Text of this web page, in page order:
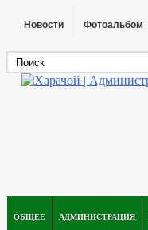
Новости Фотоальбом
ОБЩЕЕ АДМИНИСТРАЦИЯ